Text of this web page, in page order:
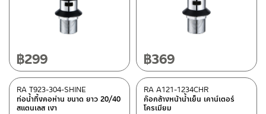
฿299 ฿369
ท่อน้ำทิ้งคอห่าน ขนาด ยาว 20/40
สแตนเลส เงา
RA T923-304-SHINE
ก๊อกล้างหน้าน้ำเย็น เคาน์เตอร์
โครเมียม
RA A121-1234CHR